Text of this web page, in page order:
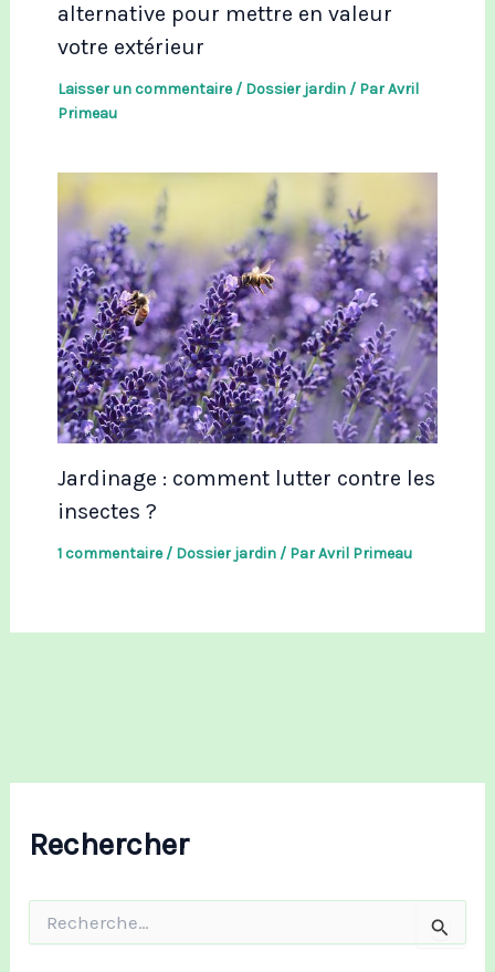
Rechercher
alternative pour mettre en valeur
votre extérieur
Laisser un commentaire / Dossier jardin/ ParAvril
Primeau
Jardinage : comment lutter contre les
insectes ?
1 commentaire / Dossier jardin/ ParAvril Primeau